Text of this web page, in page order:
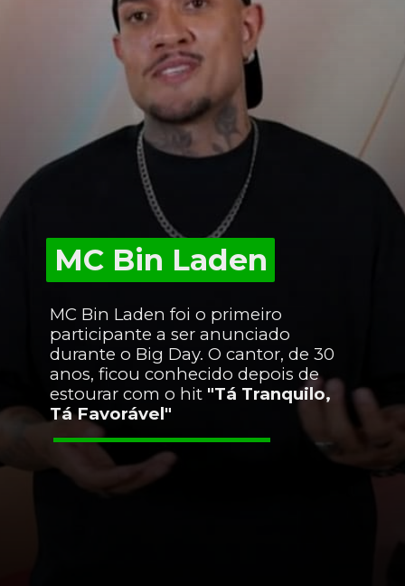
MC Bin Laden
MC Bin Laden
MC Bin Laden foi o primeiro
participante a ser anunciado
durante o Big Day. O cantor, de 30
anos, ficou conhecido depois de
estourar com o hit "Tá Tranquilo,
Tá Favorável"